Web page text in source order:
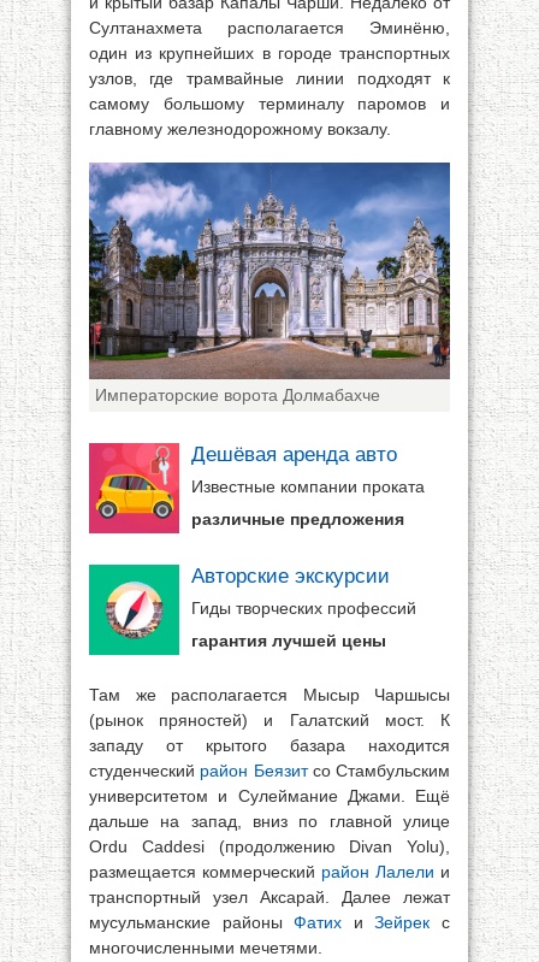
Султанахмета располагается Эминёню,
один из крупнейших в городе транспортных
узлов, где трамвайные линии подходят к
самому большому терминалу паромов и
главному железнодорожному вокзалу.
Императорские ворота Долмабахче
Дешёвая аренда авто
Известные компании проката
различные предложения
Авторские экскурсии
Гиды творческих профессий
гарантия лучшей цены
Там же располагается Мысыр Чаршысы
(рынок пряностей) и Галатский мост. К
западу от крытого базара находится
студенческий район Беязитсо Стамбульским
университетом и Сулеймание Джами. Ещё
дальше на запад, вниз по главной улице
Ordu Caddesi (продолжению Divan Yolu),
размещается коммерческий район Лалели и
транспортный узел Аксарай. Далее лежат
мусульманские районыФатих иЗейрек с
многочисленными мечетями.